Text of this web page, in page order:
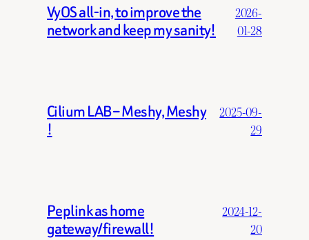
VyOS all-in, to improve the
network and keep my sanity!
2026-
01-28
Cilium LAB – Meshy, Meshy
!
2025-09-
29
Peplink as home
gateway/firewall!
2024-12-
20